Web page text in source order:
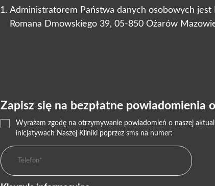
Administratorem Państwa danych osobowych jest
Romana Dmowskiego 39, 05-850 Ożarów
Zapisz się na bezpłatne powiadomienia
Wyrażam zgodę na otrzymywanie powiadomień o naszej
inicjatywach Naszej Kliniki poprzez sms na numer: